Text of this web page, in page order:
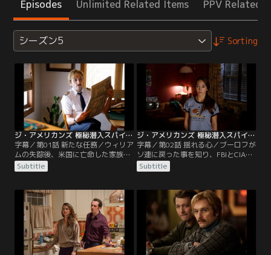
Episodes Unlimited Related Items PPV Related
シーズン5 Sorting
ジ・アメリカンズ 極秘潜入スパイ シーズン5 第01話／字幕
字幕／第01話 新たな任務／ウィリア
ムの失踪後、米国に亡命した家族を
標的に、フィリップたちは新たな任
務に就いていた。オレグはソ連に帰
な仕事に就く。ミーシャは父親のフ
ィリップを捜しに米国へ行くことを
決意、ソ連を出国する。フィリップ
からマシューと別れるように言われ
たペイジは反発を強める。
Subtitle
ジ・アメリカンズ 極秘潜入スパイ シーズン5 第02話／字幕
字幕／第02話 揺れる心／ブーロフが
ソ連に戻った事を知り、FBIとCIAは
「うまく懐柔して情報を引き出せ」
とスタンに命じるのだった。一方、
エリザベスたちは感情をコントロー
ルするすべを教える。
Subtitle